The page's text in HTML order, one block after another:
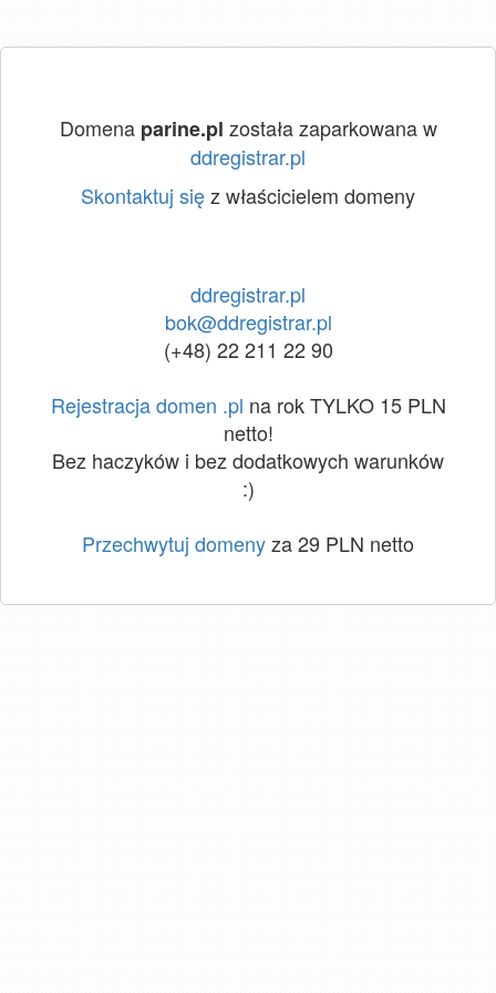
Domena parine.pl została zaparkowana w
ddregistrar.pl
Skontaktuj sięz właścicielem domeny
ddregistrar.pl
bok@ddregistrar.pl
(+48) 22 211 22 90
Rejestracja domen .pl na rok TYLKO 15 PLN
netto!
Bez haczyków i bez dodatkowych warunków
:)
Przechwytuj domenyza 29 PLN netto